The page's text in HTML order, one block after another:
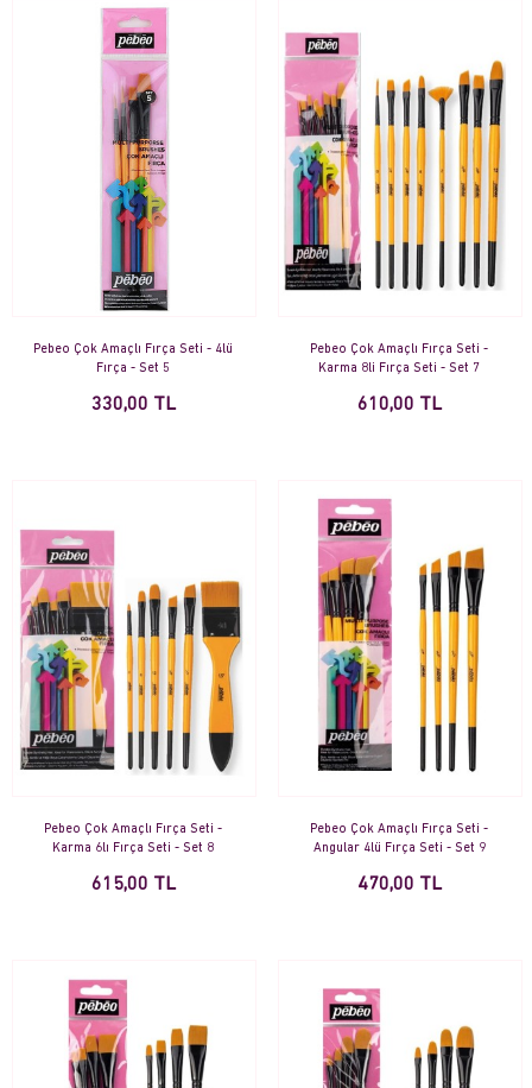
Pebeo Çok Amaçlı Fırça Seti - 4lü
Fırça - Set 5
330,00 TL
Pebeo Çok Amaçlı Fırça Seti -
Karma 8li Fırça Seti - Set 7
610,00 TL
Pebeo Çok Amaçlı Fırça Seti -
Karma 6lı Fırça Seti - Set 8
615,00 TL
Pebeo Çok Amaçlı Fırça Seti -
Angular 4lü Fırça Seti - Set 9
470,00 TL